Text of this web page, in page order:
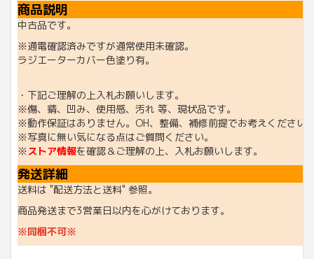
商品説明
中古品です。
※通電確認済みですが通常使用未確認。
ラジエーターカバー色塗り有。
・下記ご理解の上入札お願いします。
※傷、錆、凹み、使用感、汚れ 等、現状品です。
※動作保証はありません。OH、整備、補修前提でお考えください
※写真に無い気になる点はご質問ください。
※ストア情報を確認＆ご理解の上、入札お願いします。
発送詳細
送料は "配送方法と送料" 参照。
商品発送まで3営業日以内を心がけております。
※同梱不可※